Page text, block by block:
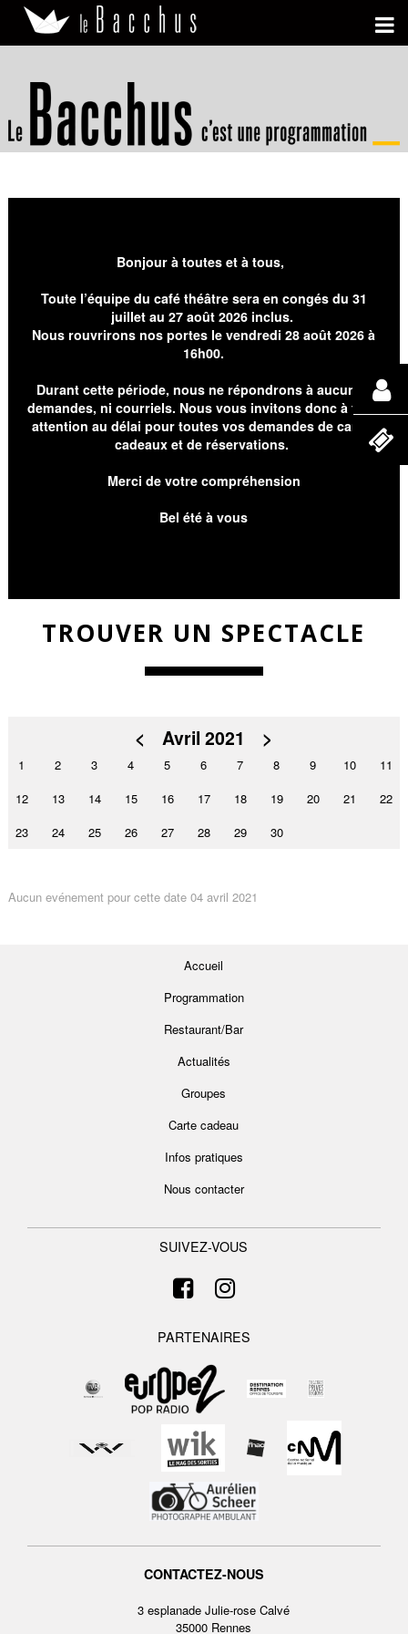
Bonjour à toutes et à tous,
Toute l’équipe du café théâtre sera en congés du 31
juillet au 27 août 2026 inclus.
Nous rouvrirons nos portes le vendredi 28 août 2026 à
16h00.
Durant cette période, nous ne répondrons à aucunes
demandes, ni courriels. Nous vous invitons donc à faire
attention au délai pour toutes vos demandes de cartes
cadeaux et de réservations.
Merci de votre compréhension
Bel été à vous
TROUVER UN SPECTACLE
< Avril 2021 >
1 2 3 4 5 6 7 8 9 10
11
12
13 14 15 16 17 18 19 20 21
22
23
24 25 26 27 28 29 30
Aucun evénement pour cette date 04 avril 2021
Accueil
Programmation
Restaurant/Bar
Actualités
Groupes
Carte cadeau
Infos pratiques
Nous contacter
SUIVEZ-VOUS
PARTENAIRES
CONTACTEZ-NOUS
3 esplanade Julie-rose Calvé
35000 Rennes